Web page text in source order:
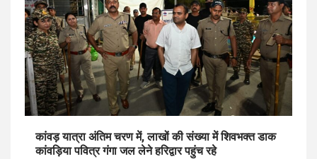
कांवड़ यात्रा अंतिम चरण में, लाखों की संख्या में शिवभक्त डाक
कांवड़िया पवित्र गंगा जल लेने हरिद्वार पहुंच रहे